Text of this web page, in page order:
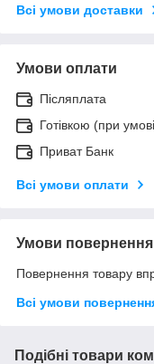
Всі умови доставки
Умови оплати
Післяплата
Готівкою (при
Приват Банк
Всі умови оплати
Умови повернення
Повернення товару
Всі умови
Подібні товари